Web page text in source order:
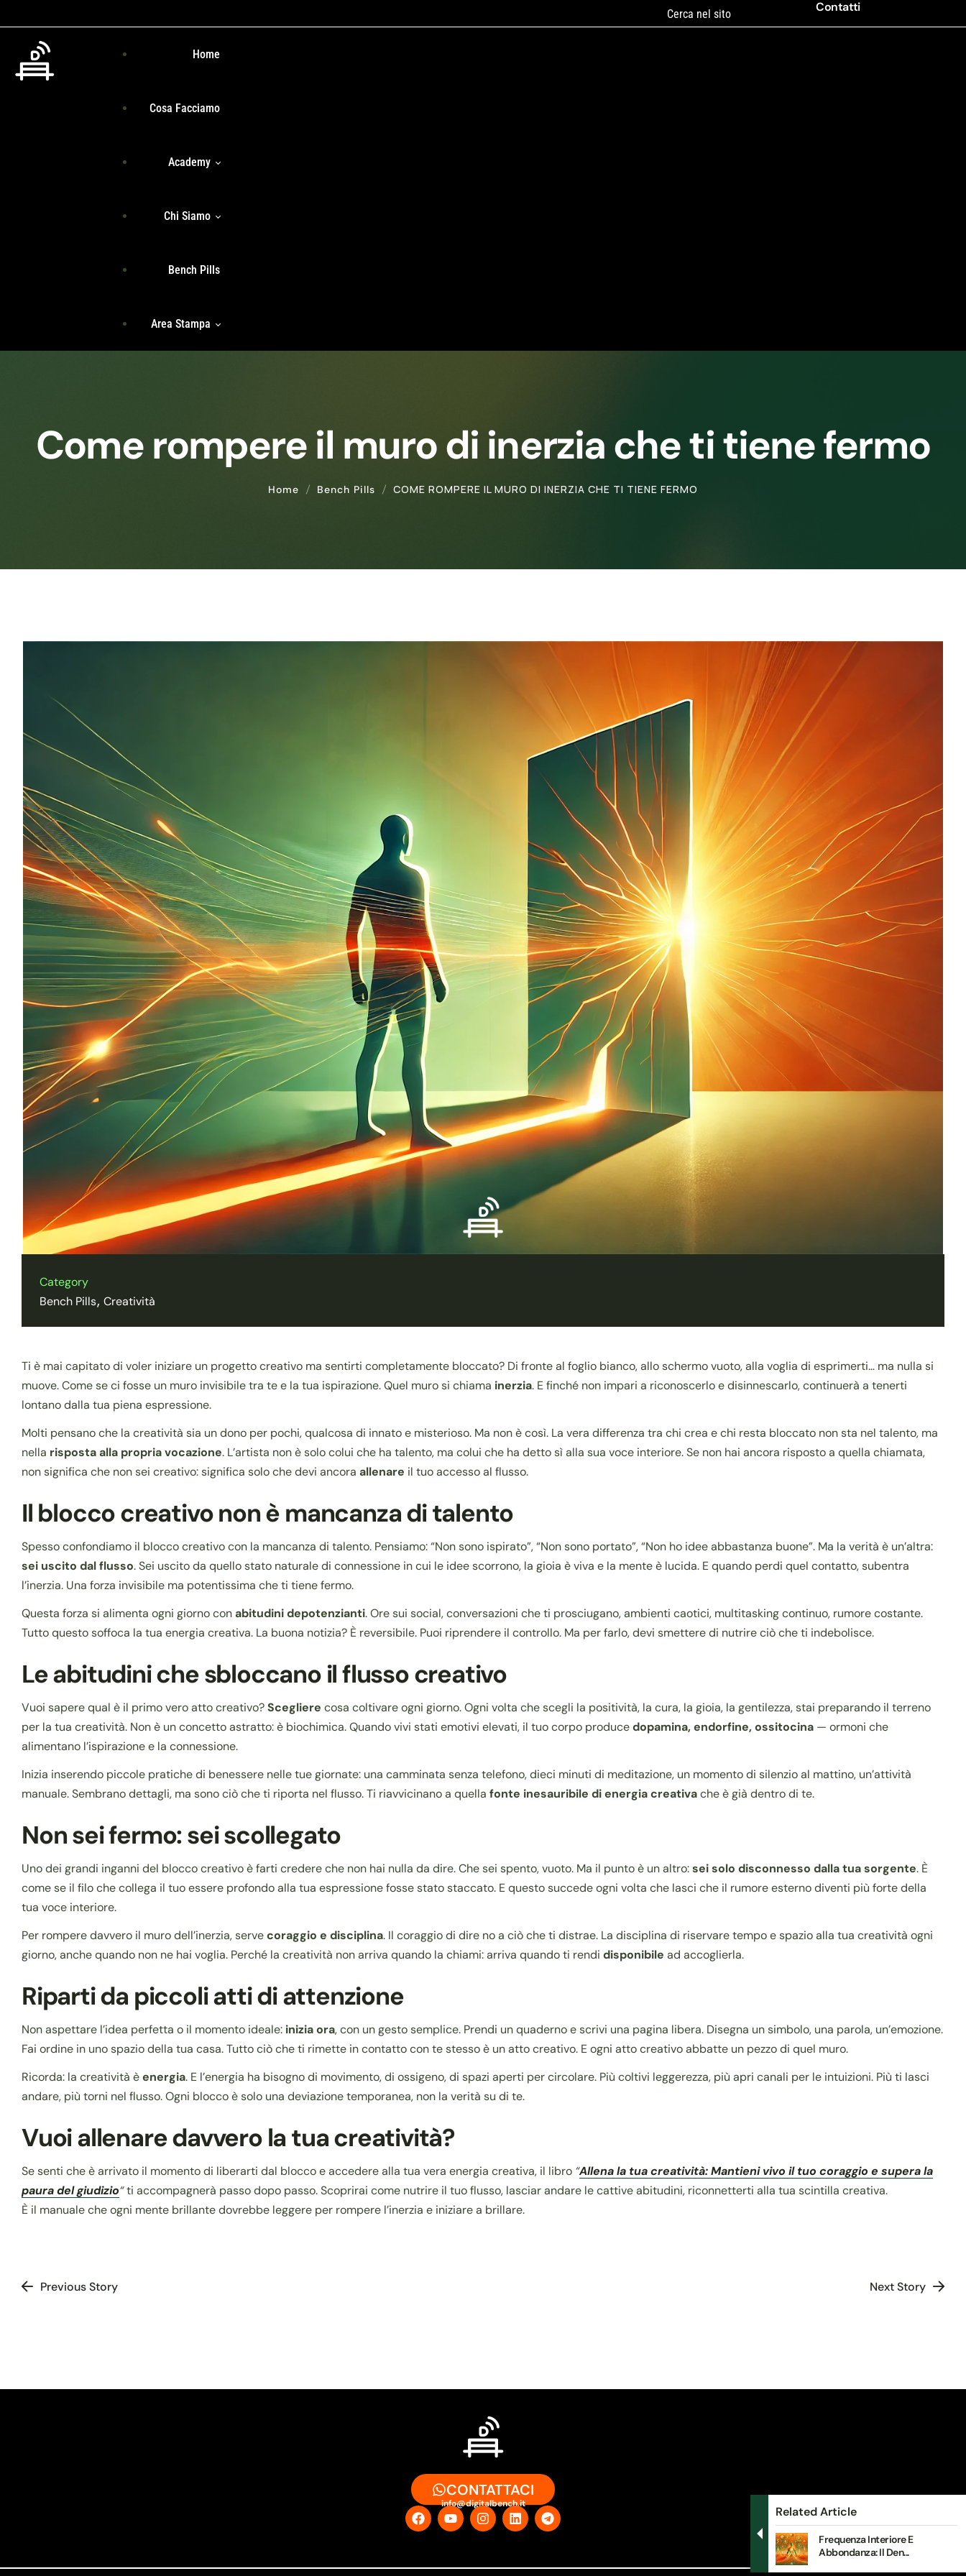
Contatti
Home
Cosa Facciamo
Academy
Storie Di Unicità
Chi Siamo
Bench Pills
Area Stampa
Comunicati Stampa
Come rompere il muro di inerzia che ti tiene fermo
Home Bench Pills COME ROMPERE IL MURO DI INERZIA CHE TI TIENE FERMO
Category
Bench Pills Creatività
Ti è mai capitato di voler iniziare un progetto creativo ma sentirti completamente bloccato? Di fronte al foglio bianco, allo schermo vuoto, alla voglia di esprimerti… ma nulla si
muove. Come se ci fosse un muro invisibile tra te e la tua ispirazione. Quel muro si chiama inerzia. E finché non impari a riconoscerlo e disinnescarlo, continuerà a tenerti
lontano dalla tua piena espressione.
Molti pensano che la creatività sia un dono per pochi, qualcosa di innato e misterioso. Ma non è così. La vera differenza tra chi crea e chi resta bloccato non sta nel talento, ma
nella risposta alla propria vocazione. L’artista non è solo colui che ha talento, ma colui che ha detto sì alla sua voce interiore. Se non hai ancora risposto a quella chiamata,
non significa che non sei creativo: significa solo che devi ancora allenare il tuo accesso al flusso.
Il blocco creativo non è mancanza di talento
Spesso confondiamo il blocco creativo con la mancanza di talento. Pensiamo: “Non sono ispirato”, “Non sono portato”, “Non ho idee abbastanza buone”. Ma la verità è un’altra:
sei uscito dal flusso. Sei uscito da quello stato naturale di connessione in cui le idee scorrono, la gioia è viva e la mente è lucida. E quando perdi quel contatto, subentra
l’inerzia. Una forza invisibile ma potentissima che ti tiene fermo.
Questa forza si alimenta ogni giorno conabitudini depotenzianti. Ore sui social, conversazioni che ti prosciugano, ambienti caotici, multitasking continuo, rumore costante.
Tutto questo soffoca la tua energia creativa. La buona notizia? È reversibile. Puoi riprendere il controllo. Ma per farlo, devi smettere di nutrire ciò che ti indebolisce.
Le abitudini che sbloccano il flusso creativo
Vuoi sapere qual è il primo vero atto creativo?Scegliere cosa coltivare ogni giorno. Ogni volta che scegli la positività, la cura, la gioia, la gentilezza, stai preparando il terreno
per la tua creatività. Non è un concetto astratto: è biochimica. Quando vivi stati emotivi elevati, il tuo corpo producedopamina, endorfine, ossitocina — ormoni che
alimentano l’ispirazione e la connessione.
Inizia inserendo piccole pratiche di benessere nelle tue giornate: una camminata senza telefono, dieci minuti di meditazione, un momento di silenzio al mattino, un’attività
manuale. Sembrano dettagli, ma sono ciò che ti riporta nel flusso. Ti riavvicinano a quella fonte inesauribile di energia creativache è già dentro di te.
Non sei fermo: sei scollegato
Uno dei grandi inganni del blocco creativo è farti credere che non hai nulla da dire. Che sei spento, vuoto. Ma il punto è un altro:sei solo disconnesso dalla tua sorgente. È
come se il filo che collega il tuo essere profondo alla tua espressione fosse stato staccato. E questo succede ogni volta che lasci che il rumore esterno diventi più forte della
tua voce interiore.
Per rompere davvero il muro dell’inerzia, servecoraggio e disciplina. Il coraggio di dire no a ciò che ti distrae. La disciplina di riservare tempo e spazio alla tua creatività ogni
giorno, anche quando non ne hai voglia. Perché la creatività non arriva quando la chiami: arriva quando ti rendi disponibile ad accoglierla.
Riparti da piccoli atti di attenzione
Non aspettare l’idea perfetta o il momento ideale: inizia ora, con un gesto semplice. Prendi un quaderno e scrivi una pagina libera. Disegna un simbolo, una parola, un’emozione.
Fai ordine in uno spazio della tua casa. Tutto ciò che ti rimette in contatto con te stesso è un atto creativo. E ogni atto creativo abbatte un pezzo di quel muro.
Ricorda: la creatività èenergia. E l’energia ha bisogno di movimento, di ossigeno, di spazi aperti per circolare. Più coltivi leggerezza, più apri canali per le intuizioni. Più ti lasci
andare, più torni nel flusso. Ogni blocco è solo una deviazione temporanea, non la verità su di te.
Vuoi allenare davvero la tua creatività?
Se senti che è arrivato il momento di liberarti dal blocco e accedere alla tua vera energia creativa, il libro “Allena la tua creatività: Mantieni vivo il tuo coraggio e supera la
paura del giudizio“ti accompagnerà passo dopo passo. Scoprirai come nutrire il tuo flusso, lasciar andare le cattive abitudini, riconnetterti alla tua scintilla creativa.
È il manuale che ogni mente brillante dovrebbe leggere per rompere l’inerzia e iniziare a brillare.
Previous Story Next Story
Related Article
Frequenza Interiore E
Abbondanza: Il Den...
CONTATTACI
info@digitalbench.it